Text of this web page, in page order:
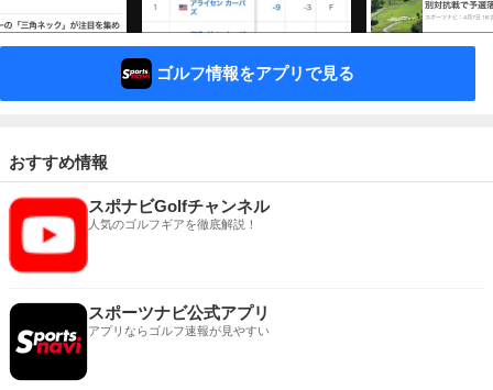
ゴルフ情報をアプリで見る
おすすめ情報
スポナビGolfチャンネル
人気のゴルフギアを徹底解説！
スポーツナビ公式アプリ
アプリならゴルフ速報が見やすい